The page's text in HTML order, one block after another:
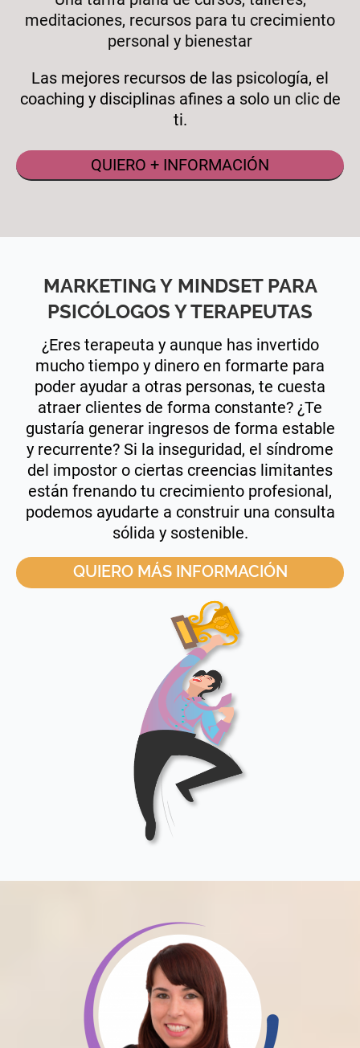
meditaciones, recursos para tu crecimiento
personal y bienestar
Las mejores recursos de las psicología, el
coaching y disciplinas afines a solo un clic de
ti.
QUIERO + INFORMACIÓN
MARKETING Y MINDSET PARA
PSICÓLOGOS Y TERAPEUTAS
¿Eres terapeuta y aunque has invertido
mucho tiempo y dinero en formarte para
poder ayudar a otras personas, te cuesta
atraer clientes de forma constante? ¿Te
gustaría generar ingresos de forma estable
y recurrente? Si la inseguridad, el síndrome
del impostor o ciertas creencias limitantes
están frenando tu crecimiento profesional,
podemos ayudarte a construir una consulta
sólida y sostenible.
QUIERO MÁS INFORMACIÓN